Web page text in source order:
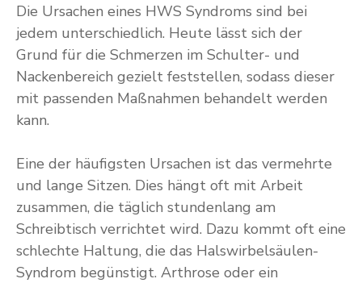
Die Ursachen eines HWS Syndroms sind bei
jedem unterschiedlich. Heute lässt sich der
Grund für die Schmerzen im Schulter- und
Nackenbereich gezielt feststellen, sodass dieser
mit passenden Maßnahmen behandelt werden
kann.
Eine der häufigsten Ursachen ist das vermehrte
und lange Sitzen. Dies hängt oft mit Arbeit
zusammen, die täglich stundenlang am
Schreibtisch verrichtet wird. Dazu kommt oft eine
schlechte Haltung, die das Halswirbelsäulen-
Syndrom begünstigt. Arthrose oder ein